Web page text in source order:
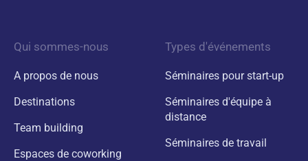
Qui sommes-nous
A propos de nous
Destinations
Team building
Espaces de coworking
Types d'événements
Séminaires pour start-up
Séminaires d'équipe à
distance
Séminaires de travail